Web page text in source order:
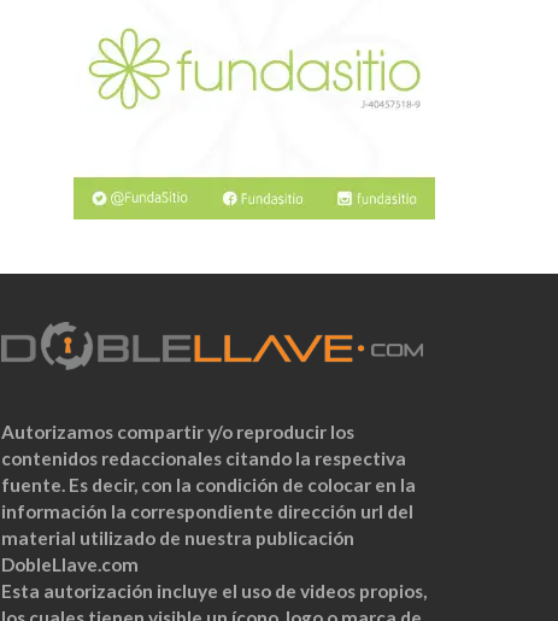
Autorizamos compartir y/o reproducir los
contenidos redaccionales citando la respectiva
fuente. Es decir, con la condición de colocar en la
información la correspondiente dirección url del
material utilizado de nuestra publicación
DobleLlave.com
Esta autorización incluye el uso de videos propios,